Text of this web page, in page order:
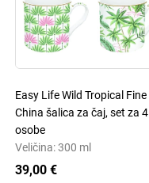
Easy Life Wild Tropical Fine
China šalica za čaj, set za 4
osobe
Veličina: 300 ml
39,00 €